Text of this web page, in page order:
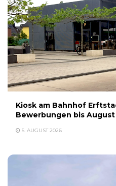
Kiosk am Bahnhof
Bewerbungen bis
5. AUGUST 2026